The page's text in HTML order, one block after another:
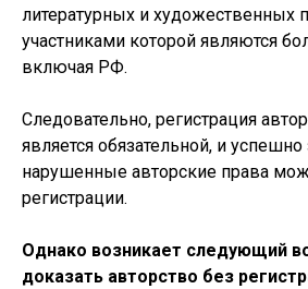
литературных и художественных
участниками которой являются
включая РФ.
Следовательно, регистрация
является обязательной, и
нарушенные авторские права
регистрации.
Однако возникает следующий
доказать авторство без